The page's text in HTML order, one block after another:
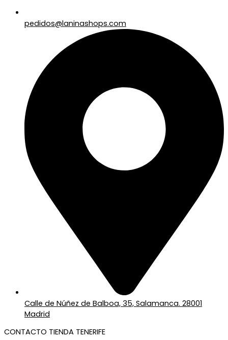
pedidos@laninashops.com
Calle de Núñez de Balboa, 35, Salamanca. 28001
Madrid
CONTACTO TIENDA TENERIFE